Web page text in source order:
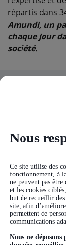
répartis dans
Amundi, un
chaque jour
société.
Qui sommes
Le groupe
Mentions
Nous
Ce site utilise des
fonctionnement, à
ne peuvent pas être
et les cookies
but de recueillir des
site, afin
permettent de
communications
Nous ne déposons